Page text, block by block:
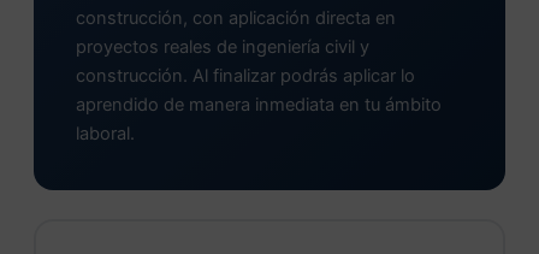
construcción, con aplicación directa en
proyectos reales de ingeniería civil y
construcción. Al finalizar podrás aplicar lo
aprendido de manera inmediata en tu ámbito
laboral.